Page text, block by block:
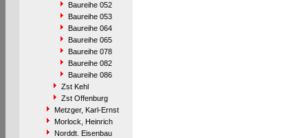
Baureihe 052
Baureihe 053
Baureihe 064
Baureihe 065
Baureihe 078
Baureihe 082
Baureihe 086
Zst Kehl
Zst Offenburg
Metzger, Karl-Ernst
Morlock, Heinrich
Norddt. Eisenbau